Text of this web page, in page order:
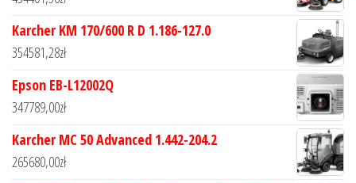
Karcher KM 170/600 R D 1.186-127.0
354581,28zł
Epson EB-L12002Q
347789,00zł
Karcher MC 50 Advanced 1.442-204.2
265680,00zł